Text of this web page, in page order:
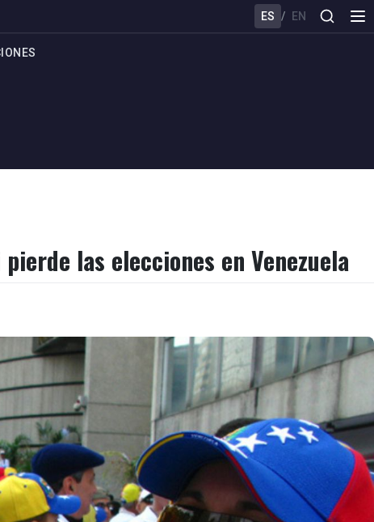
ES / EN
las elecciones en Venezuela